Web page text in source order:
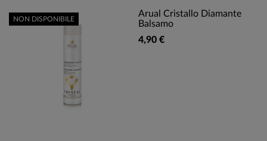
Arual Cristallo Diamante
Balsamo
4,90 €
NON DISPONIBILE